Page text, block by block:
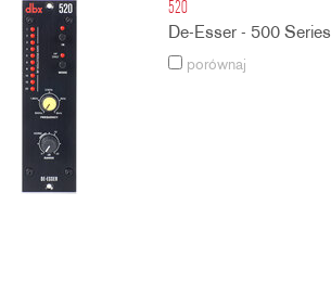
520
De-Esser - 500 Series
porównaj